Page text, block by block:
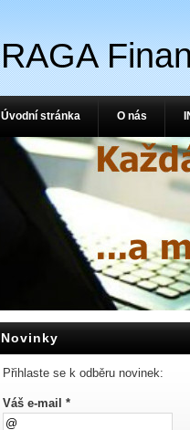
RAGA
Novinky
Přihlaste se k odběru novinek:
Váš e-mail *
Úvodní stránka O nás